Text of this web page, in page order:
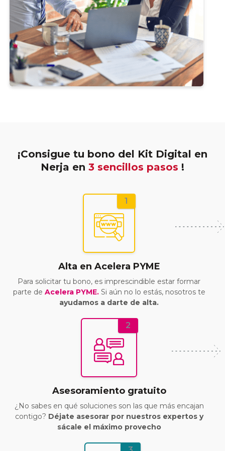
¡Consigue tu bono del Kit Digital en
Nerja en 3 sencillos pasos !
Alta en Acelera PYME
Para solicitar tu bono, es imprescindible estar formar
parte de Acelera PYME. Si aún no lo estás, nosotros te
ayudamos a darte de alta.
1
Asesoramiento gratuito
¿No sabes en qué soluciones son las que más encajan
contigo? Déjate asesorar por nuestros expertos y
sácale el máximo provecho
2